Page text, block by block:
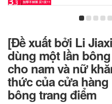
[Đề xuất bởi Li
dùng một lần
cho nam và nữ
thức của cửa
bông trang điểm